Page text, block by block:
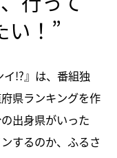
い！”
!?』は、番組独
県ランキングを作
出身県がいった
するのか、ふるさ